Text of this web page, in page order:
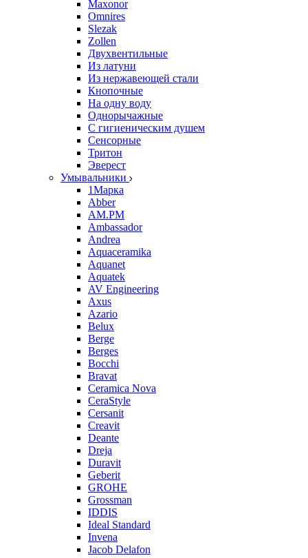
Maxonor
Omnires
Slezak
Zollen
Двухвентильные
Из латуни
Из нержавеющей стали
Кнопочные
На одну воду
Однорычажные
С гигиеническим душем
Сенсорные
Тритон
Эверест
Умывальники
1Марка
Abber
AM.PM
Ambassador
Andrea
Aquaceramika
Aquanet
Aquatek
AV Engineering
Axus
Azario
Belux
Berge
Berges
Bocchi
Bravat
Ceramica Nova
CeraStyle
Cersanit
Creavit
Deante
Dreja
Duravit
Geberit
GROHE
Grossman
IDDIS
Ideal Standard
Invena
Jacob Delafon